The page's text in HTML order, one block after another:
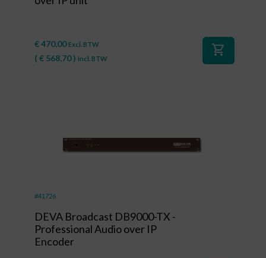
€470,00 Excl. BTW
( € 568,70) Incl. BTW
shopping_cart
#41726
DEVA Broadcast DB9000-TX -
Professional Audio over IP
Encoder